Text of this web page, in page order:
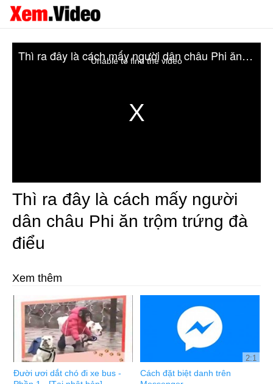
Unable to find the video Thì ra đây là cách mấy người dân châu Phi ăn trộm trứng đà điểu
Thì ra đây là cách mấy người
dân châu Phi ăn trộm trứng đà
điểu
Xem thêm
Đười ươi dắt chó đi xe bus -
2:1
Cách đặt biệt danh trên